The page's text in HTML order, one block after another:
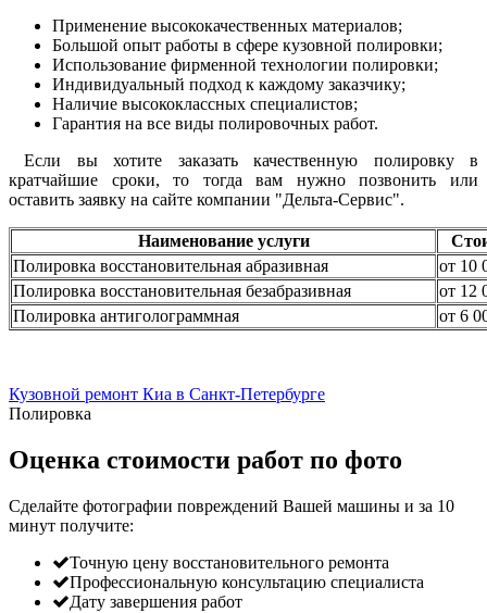
Применение высококачественных материалов;
Большой опыт работы в сфере кузовной полировки;
Использование фирменной технологии полировки;
Индивидуальный подход к каждому заказчику;
Наличие высококлассных специалистов;
Гарантия на все виды полировочных работ.
Если вы хотите заказать качественную полировку в
кратчайшие сроки, то тогда вам нужно позвонить или
оставить заявку на сайте компании "Дельта-Сервис".
Наименование услуги
Полировка восстановительная абразивная
от 10
Полировка восстановительная безабразивная
от 12
Полировка антиголограммная
от 6
Кузовной ремонт Киа в Санкт-Петербурге
Полировка
Оценка стоимости работ по фото
Сделайте фотографии повреждений Вашей машины и за 10
минут получите:
Точную цену восстановительного ремонта
Профессиональную консультацию специалиста
Дату завершения работ